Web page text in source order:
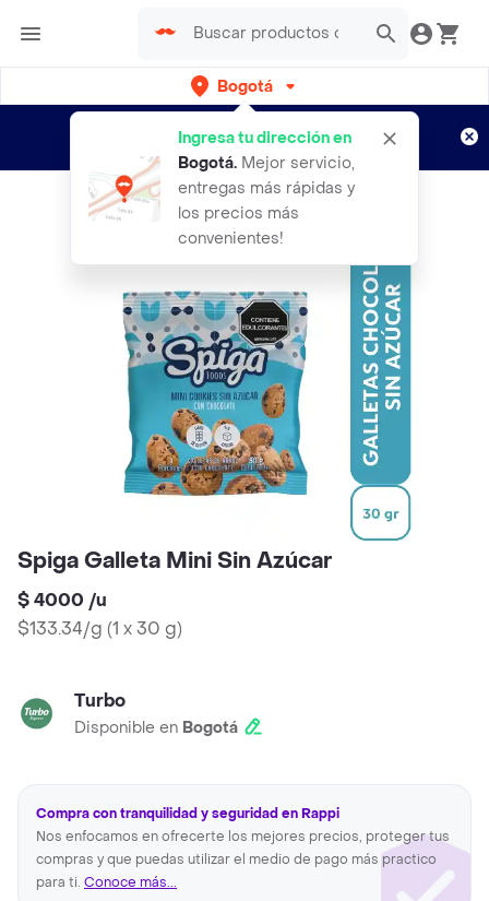
Bogotá
Ingresa tu dirección en
Bogotá. Mejor servicio,
entregas más rápidas y
los precios más
convenientes!
envíos gratis por semanas
Aplican TyC
Spiga Galleta Mini Sin Azúcar
$ 4000 /u
$133.34/g (1 x 30 g)
Turbo
Disponible en Bogotá
Compra con tranquilidad y seguridad en Rappi
Nos enfocamos en ofrecerte los mejores precios, proteger tus
compras y que puedas utilizar el medio de pago más practico
para ti. Conoce más...